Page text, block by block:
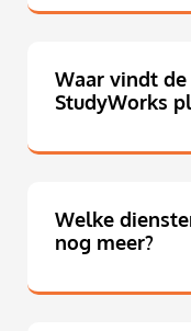
Waar vindt
StudyWorks
Welke
nog meer?